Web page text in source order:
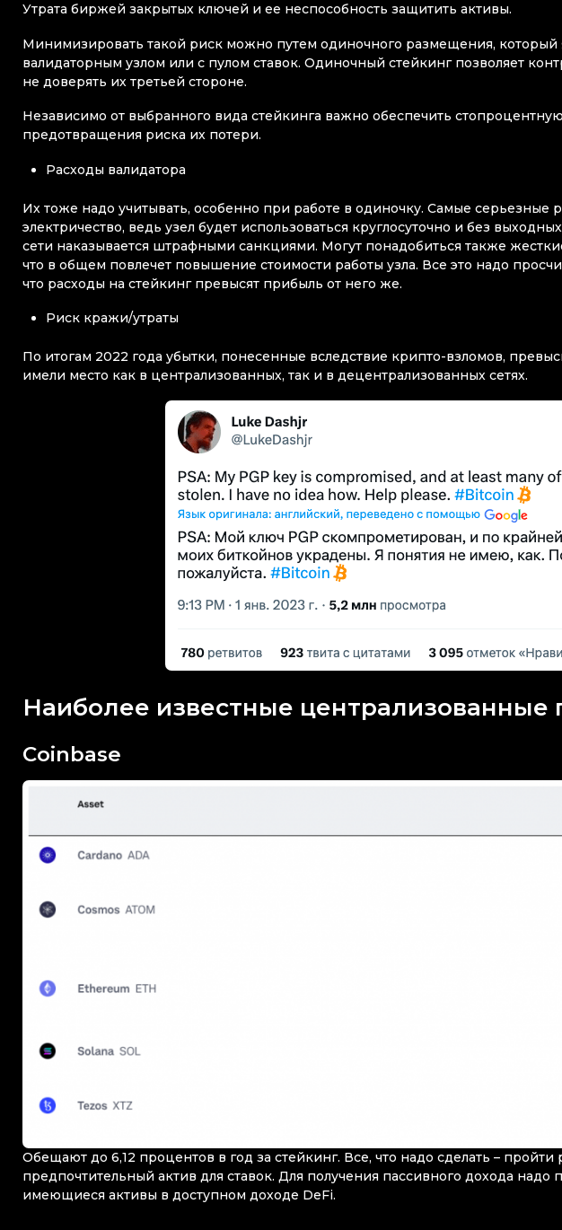
Утрата биржей закрытых ключей и ее неспособность защитить активы.
Минимизировать такой риск можно путем одиночного размещения, который
валидаторным узлом или с пулом ставок. Одиночный стейкинг позволяет
не доверять их третьей стороне.
Независимо от выбранного вида стейкинга важно обеспечить
предотвращения риска их потери.
Расходы валидатора
Их тоже надо учитывать, особенно при работе в одиночку. Самые серьезные
электричество, ведь узел будет использоваться круглосуточно и без
сети наказывается штрафными санкциями. Могут понадобиться также
что в общем повлечет повышение стоимости работы узла. Все это надо
что расходы на стейкинг превысят прибыль от него же.
Риск кражи/утраты
По итогам 2022 года убытки, понесенные вследствие крипто-взломов,
имели место как в централизованных, так и в децентрализованных сетях.
Наиболее известные
Coinbase
Обещают до 6,12 процентов в год за стейкинг. Все, что надо сделать –
предпочтительный актив для ставок. Для получения пассивного дохода надо
имеющиеся активы в доступном доходе DeFi.